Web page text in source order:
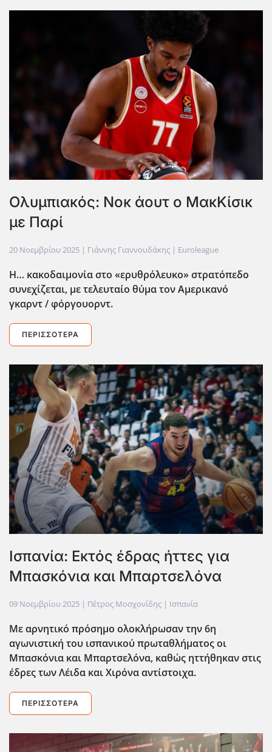
Ολυμπιακός: Νοκ άουτ ο ΜακΚίσικ
με Παρί
20 Νοεμβρίου 2025 | Γιάννης Γιαννουδάκης | Euroleague
Η… κακοδαιμονία στο «ερυθρόλευκο» στρατόπεδο
συνεχίζεται, με τελευταίο θύμα τον Αμερικανό
γκαρντ / φόργουορντ.
ΠΕΡΙΣΣΌΤΕΡΑ
Ισπανία: Εκτός έδρας ήττες για
Μπασκόνια και Μπαρτσελόνα
09 Νοεμβρίου 2025 | Πέτρος Μοσχονίδης | Ισπανία
Με αρνητικό πρόσημο ολοκλήρωσαν την 6η
αγωνιστική του ισπανικού πρωταθλήματος οι
Μπασκόνια και Μπαρτσελόνα, καθώς ηττήθηκαν στις
έδρες των Λέιδα και Χιρόνα αντίστοιχα.
ΠΕΡΙΣΣΌΤΕΡΑ